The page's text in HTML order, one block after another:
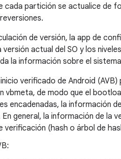
partición se actualice de
de versión, la app de
actual del SO y los
la información sobre el
verificado de Android
vbmeta, de modo que el
encadenadas, la información
general, la información de la
verificación (hash o árbol de